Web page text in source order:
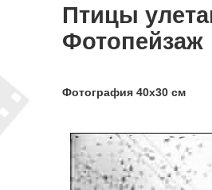
Птицы
Фотопейзаж
Фотография 40х30 см